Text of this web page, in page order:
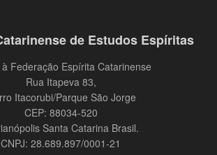
de Estudos Espíritas
Federação Espírita Catarinense
Rua Itapeva 83,
Itacorubi/Parque São Jorge
CEP: 88034-520
Santa Catarina Brasil.
CNPJ: 28.689.897/0001-21